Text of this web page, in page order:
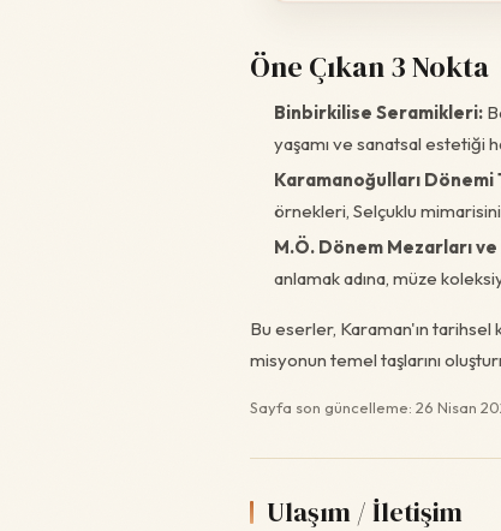
Öne Çıkan 3 Nokta
Binbirkilise Seramikleri:
yaşamı ve sanatsal estetiği
Karamanoğulları Dönemi
örnekleri, Selçuklu
M.Ö. Dönem Mezarları
anlamak adına, müze
Bu eserler, Karaman'ın tarihsel
misyonun temel taşlarını
Sayfa son güncelleme: 26 Nisan
Ulaşım / İletişim